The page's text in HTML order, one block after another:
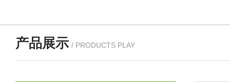
产品展示 / PRODUCTS PLAY